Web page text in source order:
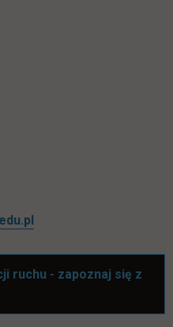
ruchu - zapoznaj się z